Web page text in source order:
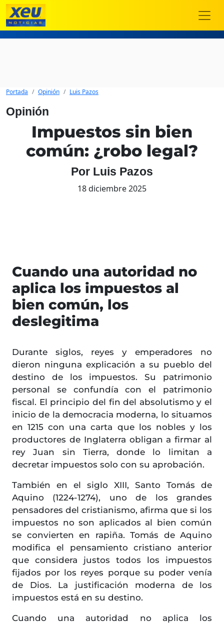
Portada Opinión Luis Pazos
Opinión
Impuestos sin bien
común: ¿robo legal?
Por Luis Pazos
18 diciembre 2025
Cuando una autoridad no
aplica los impuestos al
bien común, los
deslegitima
Durante siglos, reyes y emperadores no
dieron ninguna explicación a su pueblo del
destino de los impuestos. Su patrimonio
personal se confundía con el patrimonio
fiscal. El principio del fin del absolutismo y el
inicio de la democracia moderna, lo situamos
en 1215 con una carta que los nobles y los
productores de Inglaterra obligan a firmar al
rey Juan sin Tierra, donde lo limitan a
decretar impuestos solo con su aprobación.
También en el siglo XIII, Santo Tomás de
Aquino (1224-1274), uno de los grandes
pensadores del cristianismo, afirma que si los
impuestos no son aplicados al bien común
se convierten en rapiña. Tomás de Aquino
modifica el pensamiento cristiano anterior
que considera justos todos los impuestos
fijados por los reyes porque su poder venía
de Dios. La justificación moderna de los
impuestos está en su destino.
Cuando una autoridad no aplica los